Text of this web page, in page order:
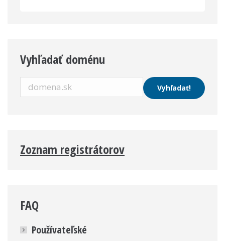
Vyhľadať doménu
Zoznam registrátorov
FAQ
Používateľské